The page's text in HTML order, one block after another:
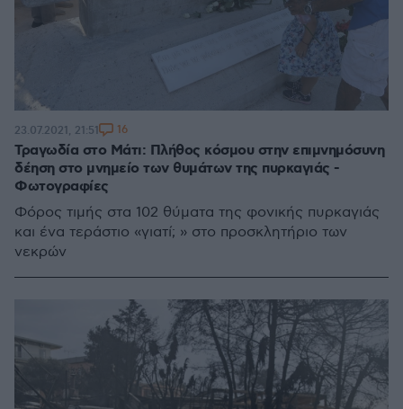
Τραγωδία στο Μάτι: Πλήθος κόσμου στην επιμνημόσυνη
δέηση στο μνημείο των θυμάτων της πυρκαγιάς -
Φωτογραφίες
Φόρος τιμής στα 102 θύματα της φονικής πυρκαγιάς
και ένα τεράστιο «γιατί; » στο προσκλητήριο των
νεκρών
23.07.2021, 21:51 16